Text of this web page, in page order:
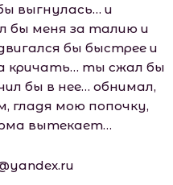
выгнулась… и
бы меня за талию и
бы быстрее и
кричать… ты сжал бы
бы в нее… обнимал,
гладя мою попочку,
вытекает…